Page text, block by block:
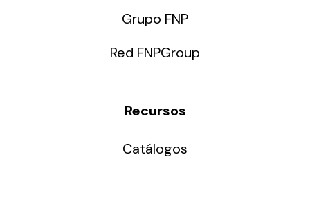
Grupo FNP
Red FNPGroup
Recursos
Catálogos